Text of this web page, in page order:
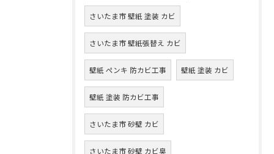
さいたま市 壁紙 塗装 カビ
さいたま市 壁紙張替え カビ
壁紙 ペンキ 防カビ工事 壁紙 塗装 カビ
壁紙 塗装 防カビ工事
さいたま市 砂壁 カビ
さいたま市 砂壁 カビ臭